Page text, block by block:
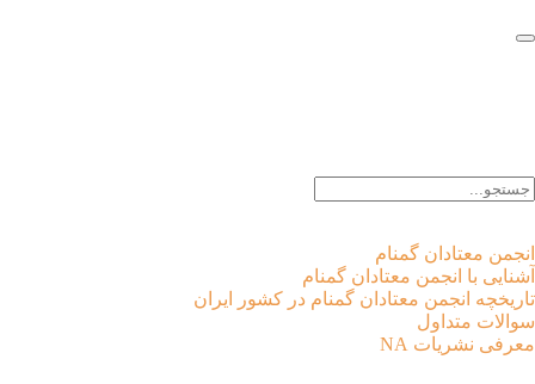
انجمن معتادان گمنام
آشنایی با انجمن معتادان گمنام
تاریخچه انجمن معتادان گمنام در کشور ایران
سوالات متداول
معرفی نشریات NA